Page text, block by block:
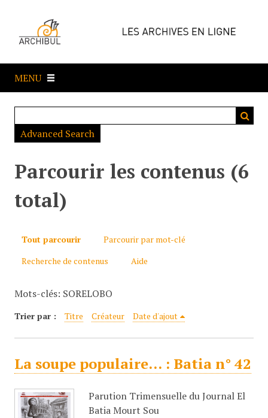
e
a
MENU
Advanced Search
Parcourir les contenus (6
total)
Tout parcourir
Parcourir par mot-clé
Recherche de contenus
Aide
Mots-clés: SORELOBO
Trier par : Titre Créateur Date d'ajout
La soupe populaire... : Batia n° 42
Parution Trimensuelle du Journal El
Batia Mourt Sou